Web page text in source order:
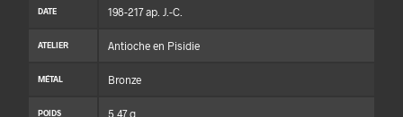
DATE 198-217 ap. J.-C.
ATELIER Antioche en Pisidie
MÉTAL Bronze
POIDS 5.47 g